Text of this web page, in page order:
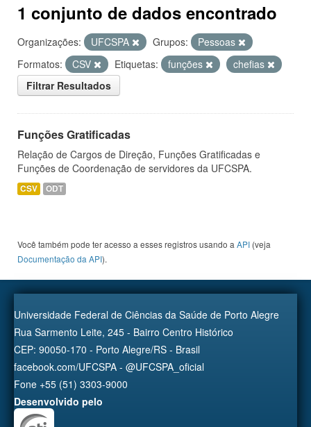
1 conjunto de dados encontrado
Organizações: UFCSPA Grupos:
Pessoas
Formatos:
CSV Etiquetas: funções
chefias
Filtrar Resultados
Funções Gratificadas
Relação de Cargos de Direção, Funções Gratificadas e
Funções de Coordenação de servidores da UFCSPA.
CSV ODT
Você também pode ter acesso a esses registros usando a API (veja
Documentação da API).
Universidade Federal de Ciências da Saúde de Porto Alegre
Rua Sarmento Leite, 245 - Bairro Centro Histórico
CEP: 90050-170 - Porto Alegre/RS - Brasil
facebook.com/UFCSPA - @UFCSPA_oficial
Fone +55 (51) 3303-9000
Desenvolvido pelo